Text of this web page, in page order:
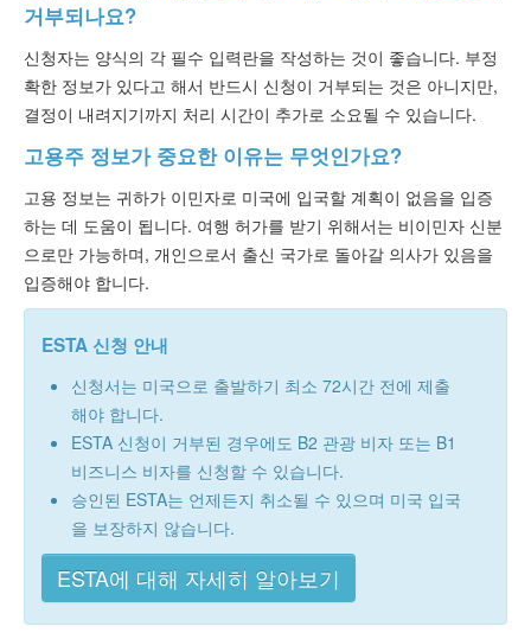
거부되나요?
신청자는 양식의 각 필수 입력란을 작성하는 것이 좋습니다. 부정
확한 정보가 있다고 해서 반드시 신청이 거부되는 것은 아니지만,
결정이 내려지기까지 처리 시간이 추가로 소요될 수 있습니다.
고용주 정보가 중요한 이유는 무엇인가요?
고용 정보는 귀하가 이민자로 미국에 입국할 계획이 없음을 입증
하는 데 도움이 됩니다. 여행 허가를 받기 위해서는 비이민자 신분
으로만 가능하며, 개인으로서 출신 국가로 돌아갈 의사가 있음을
입증해야 합니다.
ESTA 신청 안내
신청서는 미국으로 출발하기 최소 72시간 전에 제출
해야 합니다.
ESTA 신청이 거부된 경우에도 B2 관광 비자 또는 B1
비즈니스 비자를 신청할 수 있습니다.
승인된 ESTA는 언제든지 취소될 수 있으며 미국 입국
을 보장하지 않습니다.
ESTA에 대해 자세히 알아보기